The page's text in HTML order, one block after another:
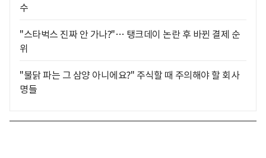
수
"스타벅스 진짜 안 가나?"… 탱크데이 논란 후 바뀐 결제 순
위
"불닭 파는 그 삼양 아니에요?" 주식할 때 주의해야 할 회사
명들